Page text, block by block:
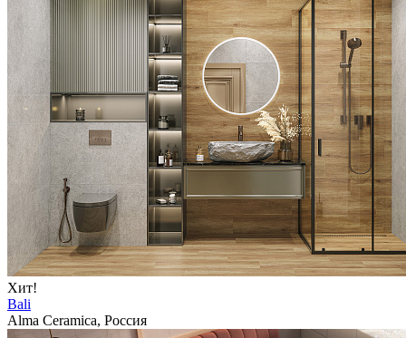
Хит!
Bali
Alma Ceramica, Россия